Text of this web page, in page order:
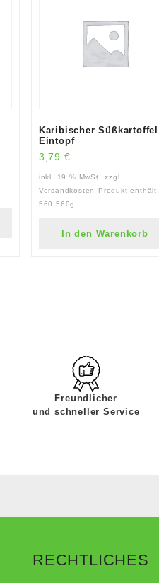
Karibischer Süßkartoffel
Eintopf
3,79 €
inkl. 19 % MwSt. zzgl.
Versandkosten
Produkt enthält:
560 560g
In den Warenkorb
Freundlicher
und schneller Service
RECHTLICHES